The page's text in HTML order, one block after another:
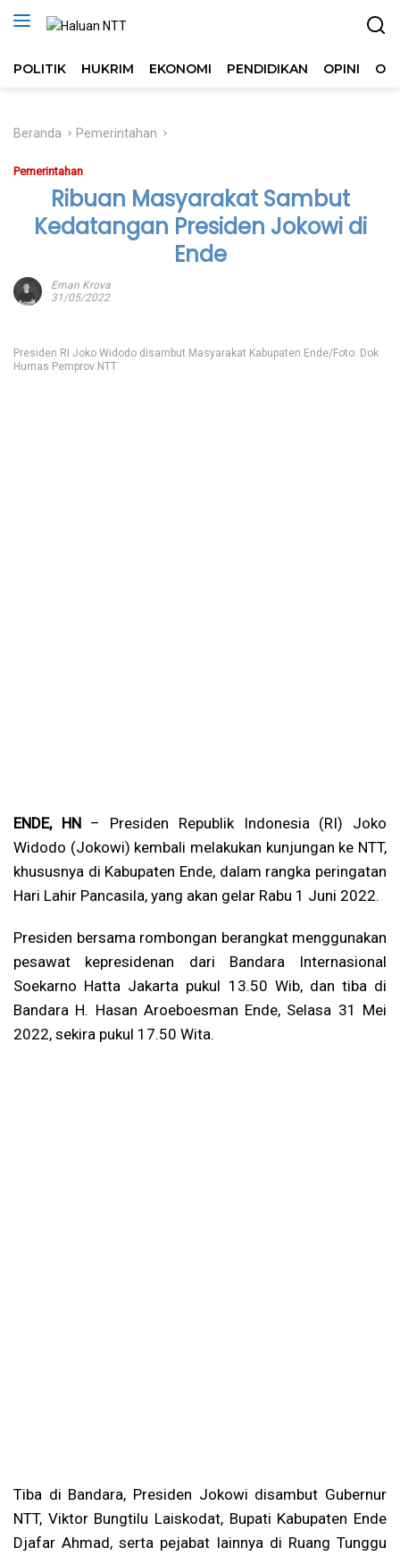
POLITIK HUKRIM EKONOMI PENDIDIKAN OPINI
Beranda Pemerintahan
Pemerintahan
Ribuan Masyarakat Sambut
Kedatangan Presiden Jokowi di
Ende
Eman Krova
31/05/2022
Presiden RI Joko Widodo disambut Masyarakat Kabupaten Ende/Foto: Dok
Humas Pemprov NTT
ENDE, HN– Presiden Republik Indonesia (RI) Joko
Widodo (Jokowi) kembali melakukan kunjungan ke NTT,
khususnya di Kabupaten Ende, dalam rangka peringatan
Hari Lahir Pancasila, yang akan gelar Rabu 1 Juni 2022.
Presiden bersama rombongan berangkat menggunakan
pesawat kepresidenan dari Bandara Internasional
Soekarno Hatta Jakarta pukul 13.50 Wib, dan tiba di
Bandara H. Hasan Aroeboesman Ende, Selasa 31 Mei
2022, sekira pukul 17.50 Wita.
Tiba di Bandara, Presiden Jokowi disambut Gubernur
NTT, Viktor Bungtilu Laiskodat, Bupati Kabupaten Ende
Djafar Ahmad, serta pejabat lainnya di Ruang Tunggu